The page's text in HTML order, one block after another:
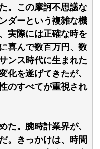
。この摩訶不思議な
ダーという複雑な機
実際には正確な時を
喜んで数百万円、数
ンス時代に生まれた
化を遂げてきたが、
のすべてが重視され
た。腕時計業界が、
。きっかけは、時間